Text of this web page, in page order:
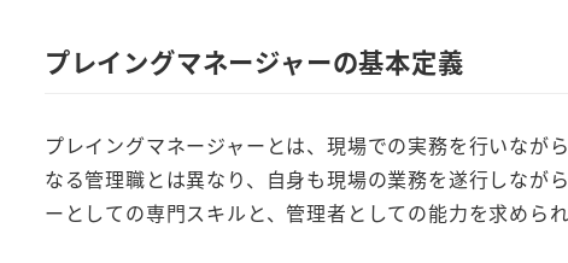
プレイングマネージャーの基本定義
プレイングマネージャーとは、現場での実務を行いなが
なる管理職とは異なり、自身も現場の業務を遂行しなが
ーとしての専門スキルと、管理者としての能力を求められ